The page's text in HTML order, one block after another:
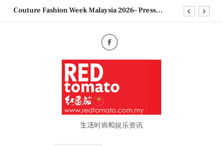
SkipConference
2026 全国房地产大奖创历史纪录 见证马来西亚房
Epson reinvents affordable printing with next-
generation EcoTank Series
Couture Fashion Week Malaysia 2026– Press
“See Her Heal – 1,000 Untold Stories” 为马来西亚
妈妈提供分享剖腹产复原历程的空间
2026 全国房地产大奖创历史纪录 见证马来西亚房
生活时尚和娱乐资讯